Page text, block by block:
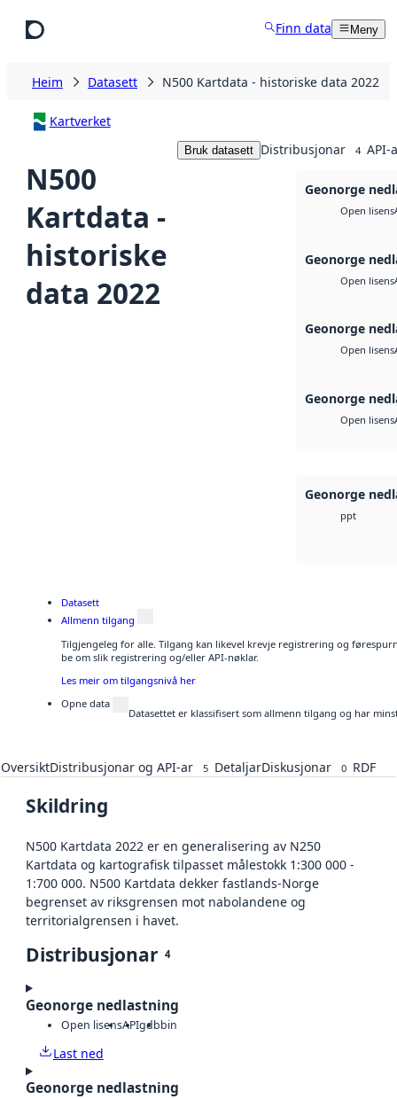
Finn data Meny
Heim Datasett N500 Kartdata - historiske data 2022
Kartverket
N500
Kartdata -
historiske
data 2022
Bruk datasett Distribusjonar 4 API-
Geonorge
Open lisens
Geonorge
Open lisens
Geonorge
Open lisens
Geonorge
Open lisens
Geonorge
ppt
Datasett
Allmenn tilgang
Tilgjengeleg for alle. Tilgang kan likevel krevje registrering og
be om slik registrering og/eller API-nøklar.
Les meir om tilgangsnivå her
Opne data
Datasettet er klassifisert som allmenn tilgang og har
OversiktDistribusjonar og API-ar 5 DetaljarDiskusjonar 0 RDF
Skildring
N500 Kartdata 2022 er en generalisering av N250
Kartdata og kartografisk tilpasset målestokk 1:300 000 -
1:700 000. N500 Kartdata dekker fastlands-Norge
begrenset av riksgrensen mot nabolandene og
territorialgrensen i havet.
Distribusjonar 4
Geonorge nedlastning
Open lisensAPIgdbbin
Last ned
Geonorge nedlastning